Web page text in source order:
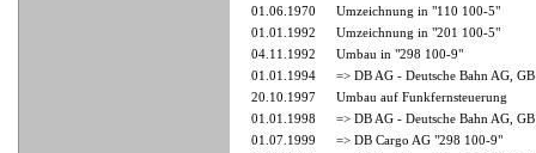
01.06.1970
Umzeichnung in "110 100-5"
01.01.1992
Umzeichnung in "201 100-5"
04.11.1992
Umbau in "298 100-9"
01.01.1994
=> DB AG - Deutsche Bahn AG,
20.10.1997
Umbau auf Funkfernsteuerung
01.01.1998
=> DB AG - Deutsche Bahn AG,
01.07.1999
=> DB Cargo AG "298 100-9"